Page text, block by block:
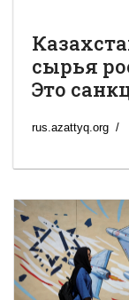
сырья
Это
rus.azattyq.org